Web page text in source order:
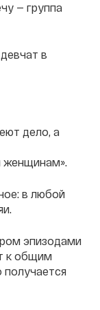
— группа
в
дело, а
женщинам».
в любой
эпизодами
к общим